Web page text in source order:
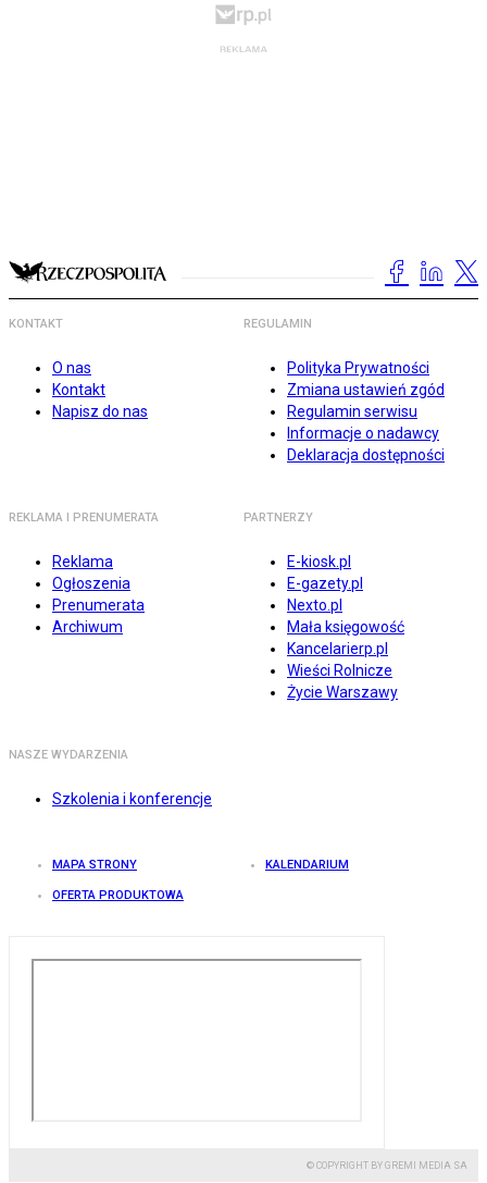
KONTAKT
O nas
Kontakt
Napisz do nas
REGULAMIN
Polityka Prywatności
Zmiana ustawień zgód
Regulamin serwisu
Informacje o nadawcy
Deklaracja dostępności
REKLAMA I PRENUMERATA
Reklama
Ogłoszenia
Prenumerata
Archiwum
PARTNERZY
E-kiosk.pl
E-gazety.pl
Nexto.pl
Mała księgowość
Kancelarierp.pl
Wieści Rolnicze
Życie Warszawy
NASZE WYDARZENIA
Szkolenia i konferencje
MAPA STRONY KALENDARIUM
OFERTA PRODUKTOWA
© COPYRIGHT BY GREMI MEDIA SA